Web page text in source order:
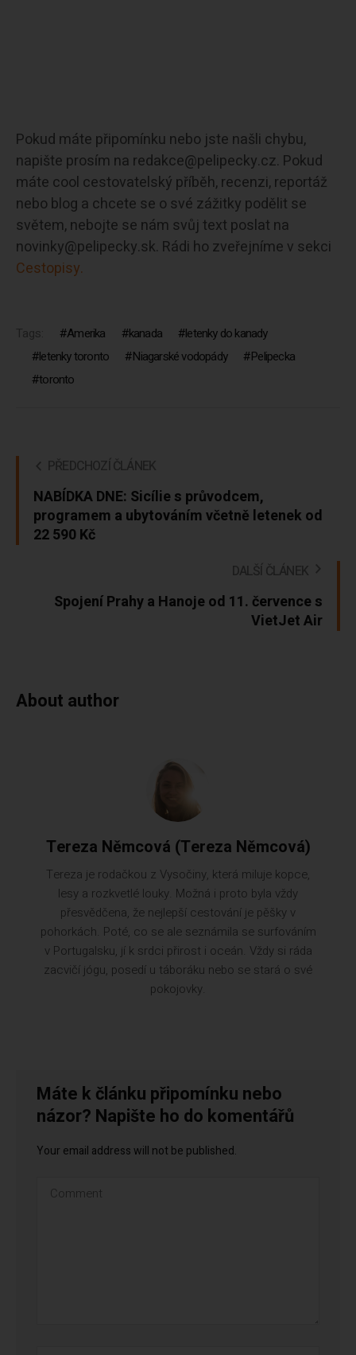
Pokud máte připomínku nebo jste našli chybu,
napište prosím na redakce@pelipecky.cz. Pokud
máte cool cestovatelský příběh, recenzi, reportáž
nebo blog a chcete se o své zážitky podělit se
světem, nebojte se nám svůj text poslat na
novinky@pelipecky.sk. Rádi ho zveřejníme v sekci
Cestopisy.
Tags: Amerika kanada
letenky do kanady
letenky toronto
Niagarské vodopády
Pelipecka
toronto
PŘEDCHOZÍ ČLÁNEK
NABÍDKA DNE: Sicílie s průvodcem,
programem a ubytováním včetně letenek od
22 590 Kč
DALŠÍ ČLÁNEK
Spojení Prahy a Hanoje od 11. července s
VietJet Air
About author
Tereza Němcová (Tereza Němcová)
Tereza je rodačkou z Vysočiny, která miluje kopce,
lesy a rozkvetlé louky. Možná i proto byla vždy
přesvědčena, že nejlepší cestování je pěšky v
pohorkách. Poté, co se ale seznámila se surfováním
v Portugalsku, jí k srdci přirost i oceán. Vždy si ráda
zacvičí jógu, posedí u táboráku nebo se stará o své
pokojovky.
Máte k článku připomínku nebo
názor? Napište ho do komentářů
Your email address will not be published.